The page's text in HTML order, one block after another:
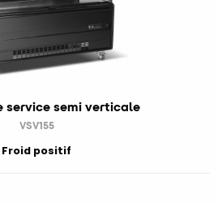
service semi verticale
VSV155
Froid positif